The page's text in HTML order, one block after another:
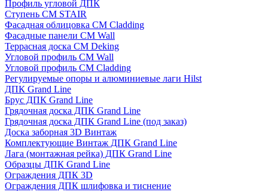
Профиль угловой ДПК
Ступень CM STAIR
Фасадная облицовка CM Cladding
Фасадные панели CM Wall
Террасная доска CM Deking
Угловой профиль CM Wall
Угловой профиль CM Cladding
Регулируемые опоры и алюминиевые лаги Hilst
ДПК Grand Line
Брус ДПК Grand Line
Грядочная доска ДПК Grand Line
Грядочная доска ДПК Grand Line (под заказ)
Доска заборная 3D Винтаж
Комплектующие Винтаж ДПК Grand Line
Лага (монтажная рейка) ДПК Grand Line
Образцы ДПК Grand Line
Ограждения ДПК 3D
Ограждения ДПК шлифовка и тиснение